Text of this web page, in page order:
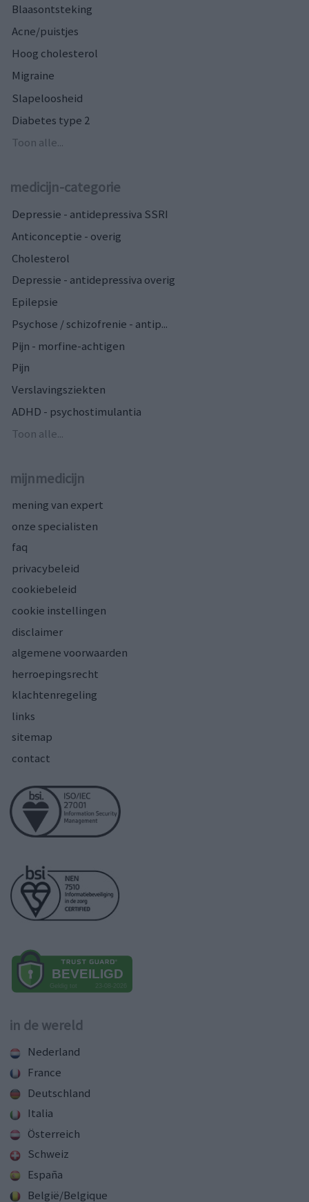
Blaasontsteking
Acne/puistjes
Hoog cholesterol
Migraine
Slapeloosheid
Diabetes type 2
Toon alle...
medicijn-categorie
Depressie - antidepressiva SSRI
Anticonceptie - overig
Cholesterol
Depressie - antidepressiva overig
Epilepsie
Psychose / schizofrenie - antip...
Pijn - morfine-achtigen
Pijn
Verslavingsziekten
ADHD - psychostimulantia
Toon alle...
mijnmedicijn
mening van expert
onze specialisten
faq
privacybeleid
cookiebeleid
cookie instellingen
disclaimer
algemene voorwaarden
herroepingsrecht
klachtenregeling
links
sitemap
contact
in de wereld
Nederland
France
Deutschland
Italia
Österreich
Schweiz
España
België/Belgique